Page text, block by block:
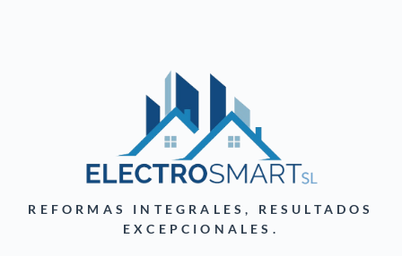
REFORMAS INTEGRALES, RESULTADOS
EXCEPCIONALES.